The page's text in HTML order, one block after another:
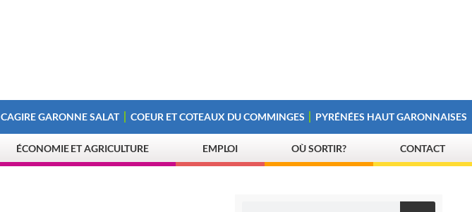
CAGIRE GARONNE SALAT COEUR ET COTEAUX DU COMMINGES PYRÉNÉES HAUT GARONNAISES
ÉCONOMIE ET AGRICULTURE EMPLOI OÙ SORTIR? CONTACT